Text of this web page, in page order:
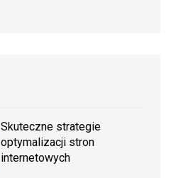
Skuteczne strategie
optymalizacji stron
internetowych